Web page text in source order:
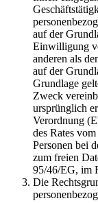
auf der
Einwilligung
anderen als
auf der
Grundlage
Zweck
ursprünglich
Verordnung
des Rates
Personen bei
zum freien
95/46/EG, im
Die